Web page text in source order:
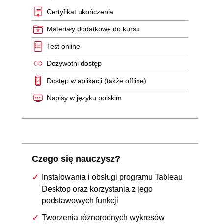
Certyfikat ukończenia
Materiały dodatkowe do kursu
Test online
Dożywotni dostęp
Dostęp w aplikacji (także offline)
Napisy w języku polskim
Czego się nauczysz?
Instalowania i obsługi programu Tableau
Desktop oraz korzystania z jego
podstawowych funkcji
Tworzenia różnorodnych wykresów